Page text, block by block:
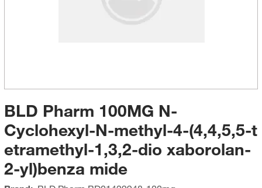
BLD Pharm 100MG N-
Cyclohexyl-N-methyl-4-(4,4,5,5-t
etramethyl-1,3,2-dio xaborolan-
2-yl)benza mide